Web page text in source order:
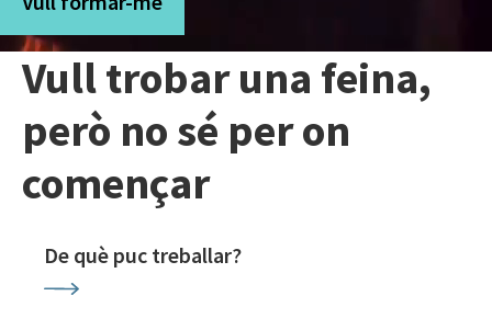
Vull trobar una feina,
però no sé per on
començar
De què puc treballar?